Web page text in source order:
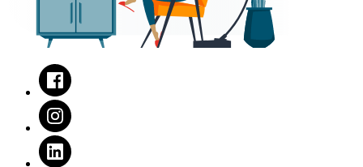
Facebook
Instagram
LinkedIn